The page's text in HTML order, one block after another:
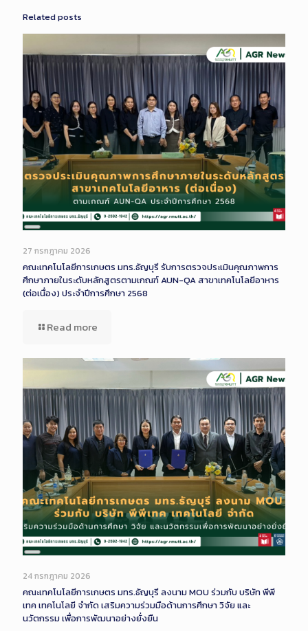
Related posts
Long
Description
27 กรกฎาคม 2026
คณะเทคโนโลยีการเกษตร มทร.ธัญบุรี รับการตรวจประเมินคุณภาพการ
ศึกษาภายในระดับหลักสูตรตามเกณฑ์ AUN-QA สาขาเทคโนโลยีอาหาร
(ต่อเนื่อง) ประจำปีการศึกษา 2568
Read more
Long
Description
24 กรกฎาคม 2026
คณะเทคโนโลยีการเกษตร มทร.ธัญบุรี ลงนาม MOU ร่วมกับ บริษัท พีพี
เทค เทคโนโลยี จำกัด เสริมความร่วมมือด้านการศึกษา วิจัย และ
นวัตกรรม เพื่อการพัฒนาอย่างยั่งยืน